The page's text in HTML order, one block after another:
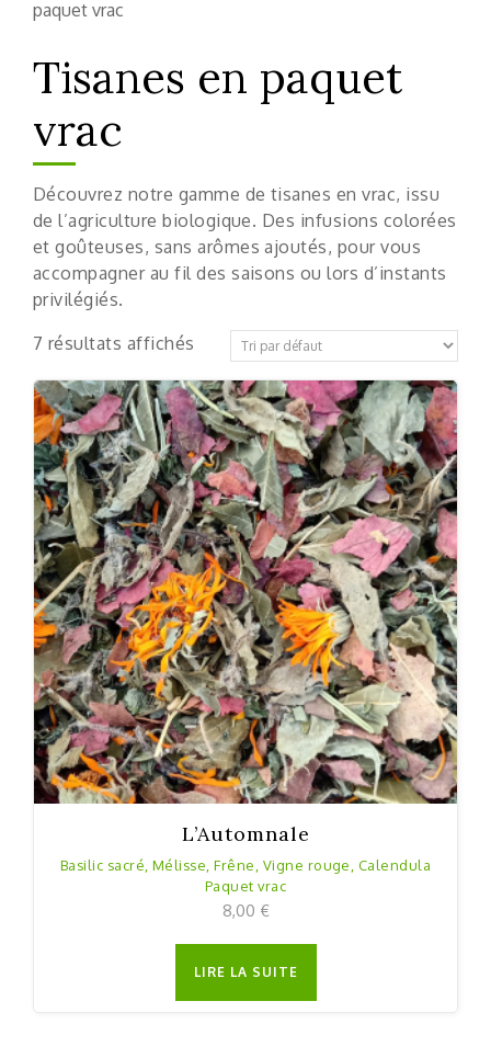
paquet vrac
Tisanes en paquet
vrac
Découvrez notre gamme de tisanes en vrac, issu
de l’agriculture biologique. Des infusions colorées
et goûteuses, sans arômes ajoutés, pour vous
accompagner au fil des saisons ou lors d’instants
privilégiés.
7 résultats affichés
L’Automnale
Basilic sacré, Mélisse, Frêne, Vigne rouge, Calendula
Paquet vrac
8,00 €
LIRE LA SUITE